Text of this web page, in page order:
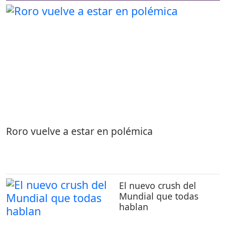
Roro vuelve a estar en polémica
El nuevo crush del
Mundial que todas
hablan